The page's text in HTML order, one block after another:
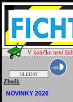
V kolečku není
Zboží:
NOVINKY 2026